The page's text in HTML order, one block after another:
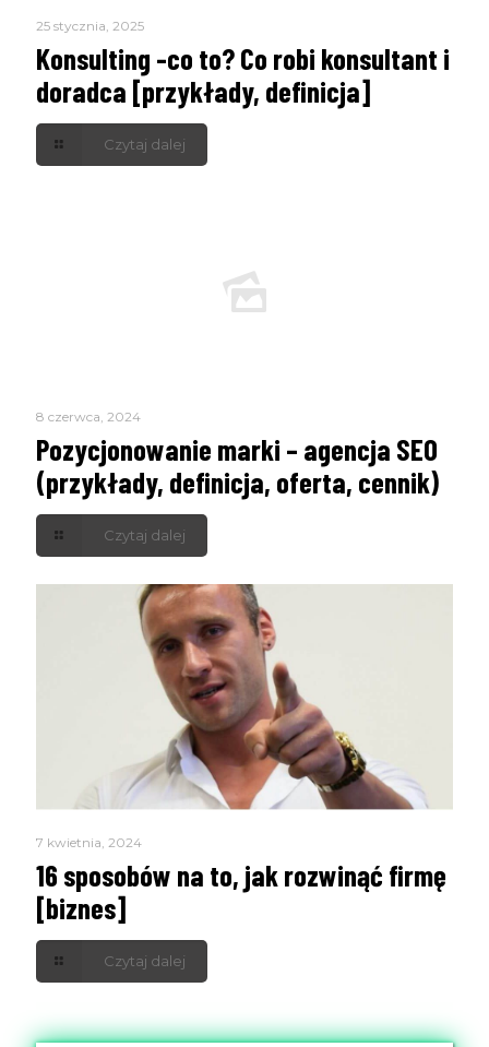
25 stycznia, 2025
Konsulting -co to? Co robi konsultant i
doradca [przykłady, definicja]
Czytaj dalej
8 czerwca, 2024
Pozycjonowanie marki – agencja SEO
(przykłady, definicja, oferta, cennik)
Czytaj dalej
7 kwietnia, 2024
16 sposobów na to, jak rozwinąć firmę
[biznes]
Czytaj dalej